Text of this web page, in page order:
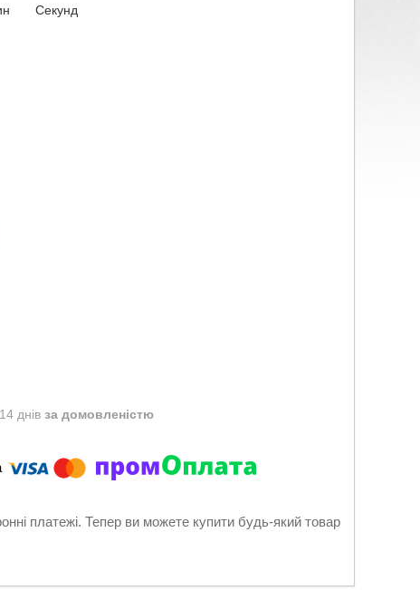
Секунд
днів за домовленістю
платежі. Тепер ви можете купити будь-який товар